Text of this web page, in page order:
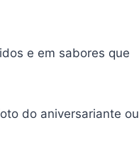
e em sabores que
do aniversariante ou